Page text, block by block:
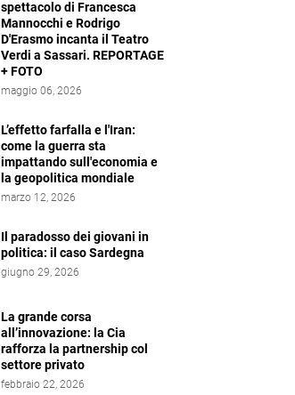
spettacolo di Francesca
Mannocchi e Rodrigo
D'Erasmo incanta il Teatro
Verdi a Sassari. REPORTAGE
+ FOTO
maggio 06, 2026
L’effetto farfalla e l'Iran:
come la guerra sta
impattando sull'economia e
la geopolitica mondiale
marzo 12, 2026
Il paradosso dei giovani in
politica: il caso Sardegna
giugno 29, 2026
La grande corsa
all’innovazione: la Cia
rafforza la partnership col
settore privato
febbraio 22, 2026